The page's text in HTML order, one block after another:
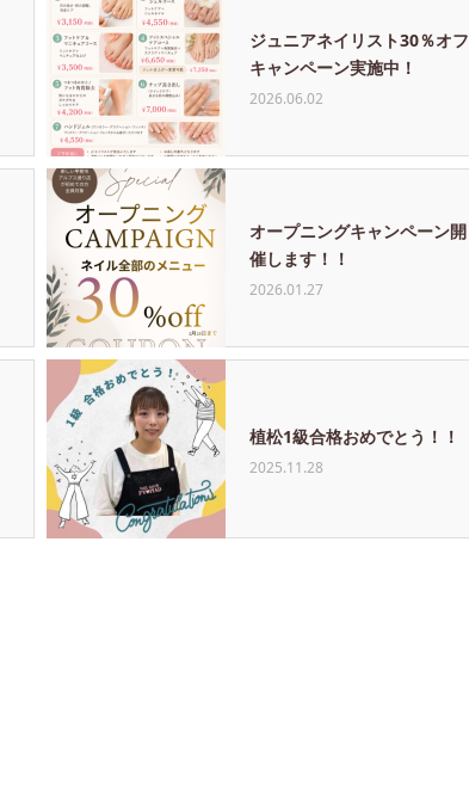
ジュニアネイリスト30％オフ
キャンペーン実施中！
2026.06.02
オープニングキャンペーン開
催します！！
2026.01.27
植松1級合格おめでとう！！
2025.11.28